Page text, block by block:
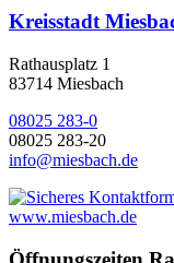
Kreisstadt
Rathausplatz 1
83714 Miesbach
08025 283-0
08025 283-20
info@miesbach.de
www.miesbach.de